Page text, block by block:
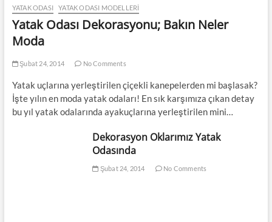
YATAK ODASI YATAK ODASI MODELLERI
Yatak Odası Dekorasyonu; Bakın Neler
Moda
Şubat 24, 2014 No Comments
Yatak uçlarına yerleştirilen çiçekli kanepelerden mi başlasak?
İşte yılın en moda yatak odaları! En sık karşımıza çıkan detay
bu yıl yatak odalarında ayakuçlarına yerleştirilen mini…
Dekorasyon Oklarımız Yatak
Odasında
Şubat 24, 2014 No Comments